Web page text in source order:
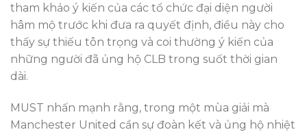
tham khảo ý kiến của các tổ chức đại diện người
hâm mộ trước khi đưa ra quyết định, điều này cho
thấy sự thiếu tôn trọng và coi thường ý kiến của
những người đã ủng hộ CLB trong suốt thời gian
dài.
MUST nhấn mạnh rằng, trong một mùa giải mà
Manchester United cần sự đoàn kết và ủng hộ nhiệt